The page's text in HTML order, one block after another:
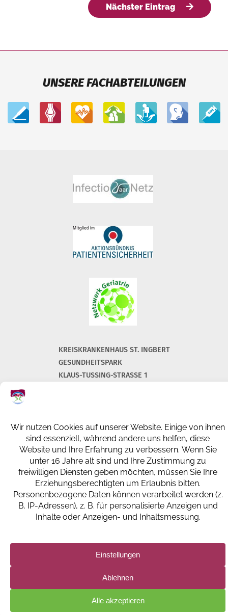
Nächster Eintrag
UNSERE FACHABTEILUNGEN
KREISKRANKENHAUS ST. INGBERT
GESUNDHEITSPARK
KLAUS-TUSSING-STRASSE 1
info@kkh-geriatrie-igb.de
FACEBOOK
INSTAGRAM
LINKEDIN